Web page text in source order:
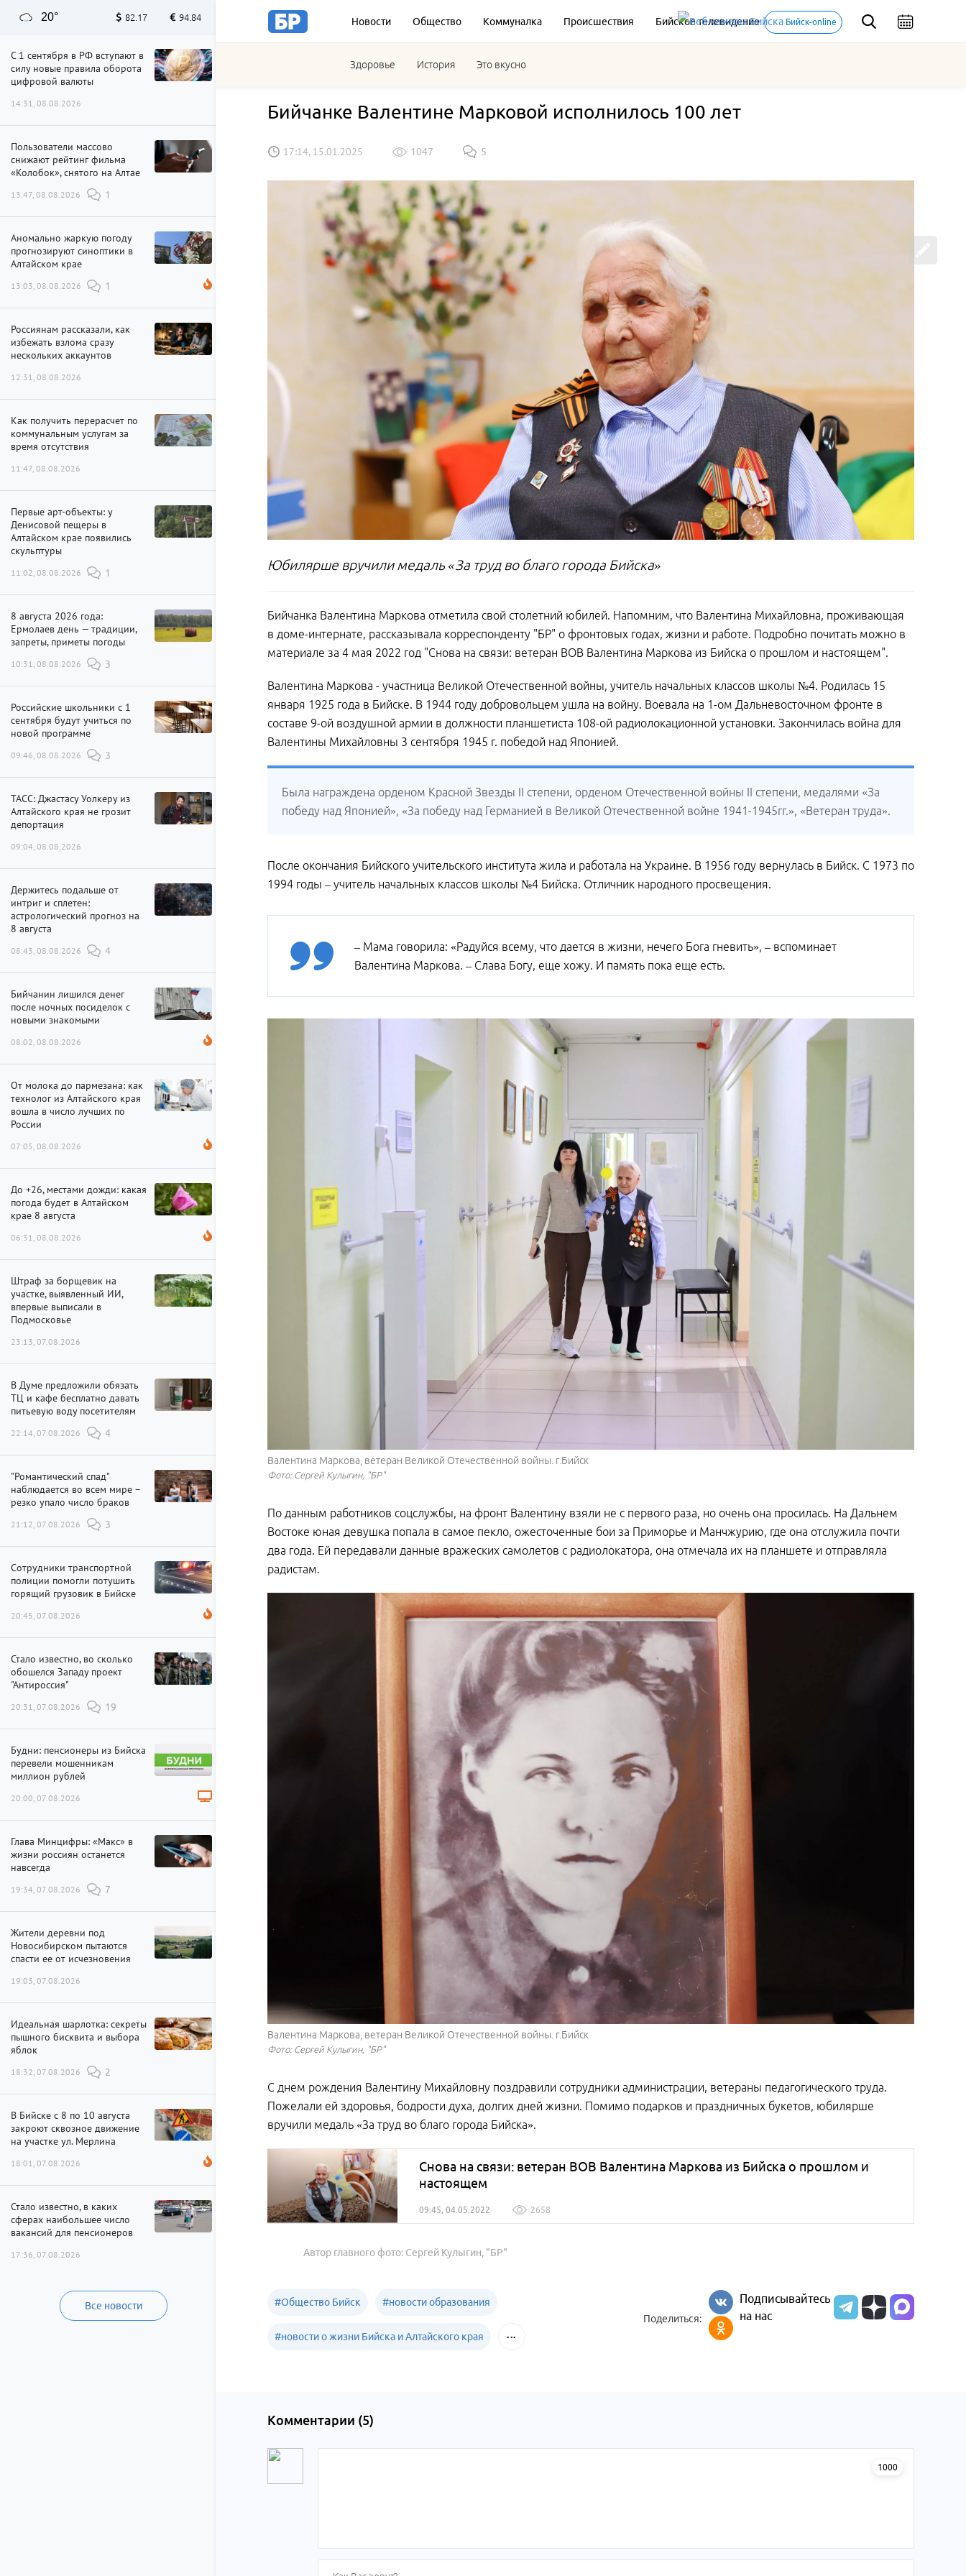
Новости Общество Коммуналка Происшествия Бийское телевидение Бийск-online
Здоровье История Это вкусно
20° 82.17 94.84
С 1 сентября в РФ вступают в
силу новые правила оборота
цифровой валюты
14:31, 08.08.2026
Пользователи массово
снижают рейтинг фильма
«Колобок», снятого на Алтае
13:47, 08.08.2026 1
Аномально жаркую погоду
прогнозируют синоптики в
Алтайском крае
13:03, 08.08.2026 1
Россиянам рассказали, как
избежать взлома сразу
нескольких аккаунтов
12:31, 08.08.2026
Как получить перерасчет по
коммунальным услугам за
время отсутствия
11:47, 08.08.2026
Первые арт-объекты: у
Денисовой пещеры в
Алтайском крае появились
скульптуры
11:02, 08.08.2026 1
8 августа 2026 года:
Ермолаев день — традиции,
запреты, приметы погоды
10:31, 08.08.2026 3
Российские школьники с 1
сентября будут учиться по
новой программе
09:46, 08.08.2026 3
ТАСС: Джастасу Уолкеру из
Алтайского края не грозит
депортация
09:04, 08.08.2026
Держитесь подальше от
интриг и сплетен:
астрологический прогноз на
8 августа
08:43, 08.08.2026 4
Бийчанин лишился денег
после ночных посиделок с
новыми знакомыми
08:02, 08.08.2026
От молока до пармезана: как
технолог из Алтайского края
вошла в число лучших по
России
07:05, 08.08.2026
До +26, местами дожди: какая
погода будет в Алтайском
крае 8 августа
06:31, 08.08.2026
Штраф за борщевик на
участке, выявленный ИИ,
впервые выписали в
Подмосковье
23:13, 07.08.2026
В Думе предложили обязать
ТЦ и кафе бесплатно давать
питьевую воду посетителям
22:14, 07.08.2026 4
"Романтический спад"
наблюдается во всем мире –
резко упало число браков
21:12, 07.08.2026 3
Сотрудники транспортной
полиции помогли потушить
горящий грузовик в Бийске
20:45, 07.08.2026
Стало известно, во сколько
обошелся Западу проект
"Антироссия"
20:31, 07.08.2026 19
Будни: пенсионеры из Бийска
перевели мошенникам
миллион рублей
20:00, 07.08.2026
Глава Минцифры: «Макс» в
жизни россиян останется
навсегда
19:34, 07.08.2026 7
Жители деревни под
Новосибирском пытаются
спасти ее от исчезновения
19:03, 07.08.2026
Идеальная шарлотка: секреты
пышного бисквита и выбора
яблок
18:32, 07.08.2026 2
В Бийске с 8 по 10 августа
закроют сквозное движение
на участке ул. Мерлина
18:01, 07.08.2026
Стало известно, в каких
сферах наибольшее число
вакансий для пенсионеров
17:36, 07.08.2026
Все новости
Бийчанке Валентине Марковой исполнилось 100 лет
17:14, 15.01.2025 1047 5
Юбилярше вручили медаль «За труд во благо города Бийска»
Бийчанка Валентина Маркова отметила свой столетний юбилей. Напомним, что Валентина Михайловна, проживающая
в доме-интернате, рассказывала корреспонденту "БР" о фронтовых годах, жизни и работе. Подробно почитать можно в
материале за 4 мая 2022 год "Снова на связи: ветеран ВОВ Валентина Маркова из Бийска о прошлом и настоящем".
Валентина Маркова - участница Великой Отечественной войны, учитель начальных классов школы №4. Родилась 15
января 1925 года в Бийске. В 1944 году добровольцем ушла на войну. Воевала на 1-ом Дальневосточном фронте в
составе 9-ой воздушной армии в должности планшетиста 108-ой радиолокационной установки. Закончилась война для
Валентины Михайловны 3 сентября 1945 г. победой над Японией.
Была награждена орденом Красной Звезды II степени, орденом Отечественной войны II степени, медалями «За
победу над Японией», «За победу над Германией в Великой Отечественной войне 1941-1945гг.», «Ветеран труда».
После окончания Бийского учительского института жила и работала на Украине. В 1956 году вернулась в Бийск. С 1973 по
1994 годы – учитель начальных классов школы №4 Бийска. Отличник народного просвещения.
– Мама говорила: «Радуйся всему, что дается в жизни, нечего Бога гневить», – вспоминает
Валентина Маркова. – Слава Богу, еще хожу. И память пока еще есть.
Валентина Маркова, ветеран Великой Отечественной войны. г.Бийск
Фото: Сергей Кулыгин, "БР"
По данным работников соцслужбы, на фронт Валентину взяли не с первого раза, но очень она просилась. На Дальнем
Востоке юная девушка попала в самое пекло, ожесточенные бои за Приморье и Манчжурию, где она отслужила почти
два года. Ей передавали данные вражеских самолетов с радиолокатора, она отмечала их на планшете и отправляла
радистам.
Валентина Маркова, ветеран Великой Отечественной войны. г.Бийск
Фото: Сергей Кулыгин, "БР"
С днем рождения Валентину Михайловну поздравили сотрудники администрации, ветераны педагогического труда.
Пожелали ей здоровья, бодрости духа, долгих дней жизни. Помимо подарков и праздничных букетов, юбилярше
вручили медаль «За труд во благо города Бийска».
Снова на связи: ветеран ВОВ Валентина Маркова из Бийска о прошлом и
настоящем
09:45, 04.05.2022 2658
Автор главного фото: Сергей Кулыгин, "БР"
#Общество Бийск #новости образования
#новости о жизни Бийска и Алтайского края
Поделиться:
Подписывайтесь
на нас
Комментарии (5)
1000